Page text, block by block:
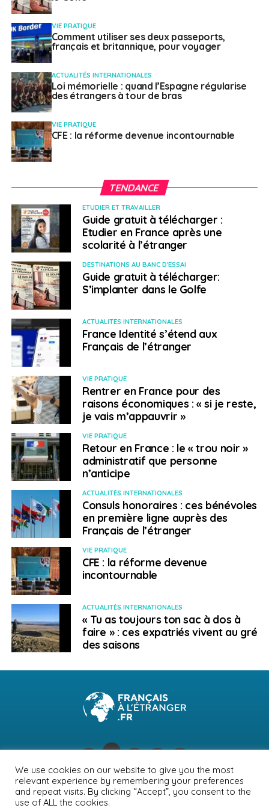
l’Espagne et l’Italie sont dans les favoris. L’esprit
pionnier ne semble pas être d’actualité pour les
Français.
A SUIVRE
Un manifeste pour la reprise des voyages
européens
NE RATEZ PAS
Comparatif international : quels sont les pays qui
ont légalisé le cannabis?
VIE PRATIQUE
Comment utiliser ses deux passeports,
français et britannique, pour voyager
ACTUALITÉS INTERNATIONALES
Loi mémorielle : quand l’Espagne régularise
des étrangers à tour de bras
VIE PRATIQUE
CFE : la réforme devenue incontournable
TENDANCE
ETUDIER ET TRAVAILLER
Guide gratuit à télécharger :
Etudier en France après une
scolarité à l’étranger
DESTINATIONS AU BANC D'ESSAI
Guide gratuit à télécharger:
S’implanter dans le Golfe
ACTUALITÉS INTERNATIONALES
France Identité s’étend aux
Français de l’étranger
VIE PRATIQUE
Rentrer en France pour des
raisons économiques : « si je reste,
je vais m’appauvrir »
VIE PRATIQUE
Retour en France : le « trou noir »
administratif que personne
n’anticipe
ACTUALITÉS INTERNATIONALES
Consuls honoraires : ces bénévoles
en première ligne auprès des
Français de l’étranger
VIE PRATIQUE
CFE : la réforme devenue
incontournable
ACTUALITÉS INTERNATIONALES
« Tu as toujours ton sac à dos à
faire » : ces expatriés vivent au gré
des saisons
NEWSLETTER PUBLICITÉ CONTACTS
MENTIONS LÉGALES
POLITIQUE DE CONFIDENTIALITÉ
We use cookies on our website to give you the most
relevant experience by remembering your preferences
and repeat visits. By clicking “Accept”, you consent to the
use of ALL the cookies.